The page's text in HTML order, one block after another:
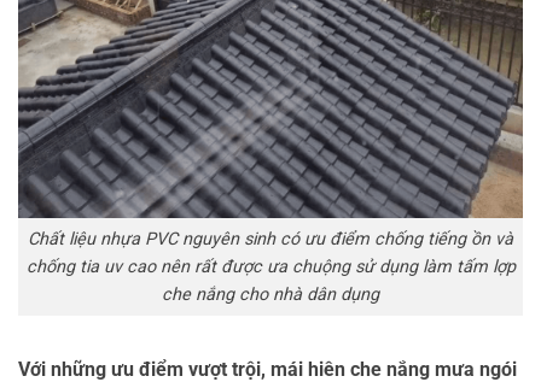
Chất liệu nhựa PVC nguyên sinh có ưu điểm chống tiếng ồn và
chống tia uv cao nên rất được ưa chuộng sử dụng làm tấm lợp
che nắng cho nhà dân dụng
Với những ưu điểm vượt trội, mái hiên che nắng mưa ngói